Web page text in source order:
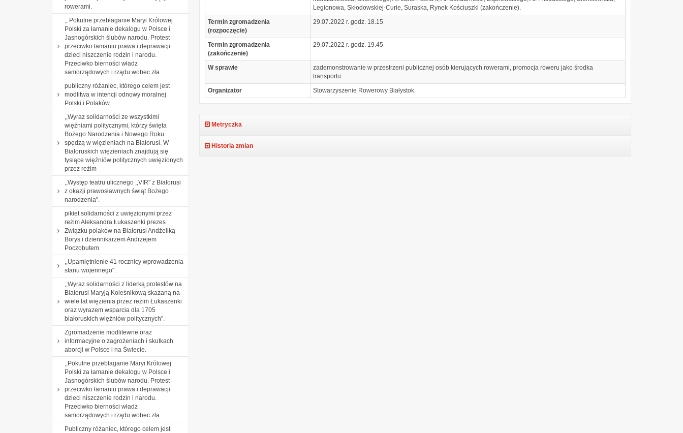
rowerami.
,, Pokutne przebłaganie Maryi Królowej
Polski za łamanie dekalogu w Polsce i
Jasnogórskich ślubów narodu. Protest
przeciwko łamaniu prawa i deprawacji
dzieci niszczenie rodzin i narodu.
Przeciwko bierności władz
samorządowych i rządu wobec zła
publiczny różaniec, którego celem jest
modlitwa w intencji odnowy moralnej
Polski i Polaków
,,Wyraz solidarności ze wszystkimi
więźniami politycznymi, którzy święta
Bożego Narodzenia i Nowego Roku
spędzą w więzieniach na Białorusi. W
Białoruskich więzieniach znajdują się
tysiące więźniów politycznych uwięzionych
przez reżim
,,Występ teatru ulicznego ,,VIR" z Białorusi
z okazji prawosławnych świąt Bożego
narodzenia".
pikiet solidarności z uwięzionymi przez
reżim Aleksandra Łukaszenki prezes
Związku polaków na Białorusi Andżeliką
Borys i dziennikarzem Andrzejem
Poczobutem
,,Upamiętnienie 41 rocznicy wprowadzenia
stanu wojennego".
,,Wyraz solidarności z liderką protestów na
Białorusi Maryją Koleśnikową skazaną na
wiele lat więzienia przez reżim Łukaszenki
oraz wyrazem wsparcia dla 1705
białoruskich więźniów politycznych".
Zgromadzenie modlitewne oraz
informacyjne o zagrożeniach i skutkach
aborcji w Polsce i na Świecie.
,,Pokutne przebłaganie Maryi Królowej
Polski za łamanie dekalogu w Polsce i
Jasnogórskich ślubów narodu. Protest
przeciwko łamaniu prawa i deprawacji
dzieci niszczenie rodzin i narodu.
Przeciwko bierności władz
samorządowych i rządu wobec zła
Publiczny różaniec, którego celem jest
Legionowa, Skłodowskiej-Curie, Suraska, Rynek Kościuszki (zakończenie).
Termin zgromadzenia
(rozpoczęcie)
29.07.2022 r. godz. 18.15
Termin zgromadzenia
(zakończenie)
29.07.2022 r. godz. 19.45
W sprawie
zademonstrowanie w przestrzeni publicznej osób kierujących rowerami, promocja roweru jako środka
transportu.
Organizator
Stowarzyszenie Rowerowy Białystok.
Metryczka
Historia zmian